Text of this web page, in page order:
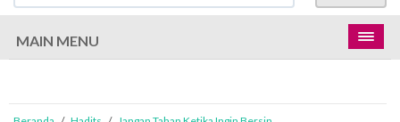
MAIN MENU